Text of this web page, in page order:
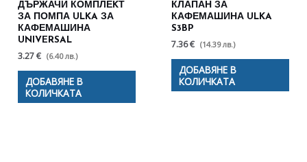
ДЪРЖАЧИ КОМПЛЕKТ
ЗА ПОМПА ULKA ЗА
КАФЕМАШИНА
UNIVERSAL
3.27 € (6.40 лв.)
ДОБАВЯНЕ В
КОЛИЧКАТА
КЛАПАН ЗА
КАФЕМАШИНА ULKA
S3BP
7.36 € (14.39 лв.)
ДОБАВЯНЕ В
КОЛИЧКАТА